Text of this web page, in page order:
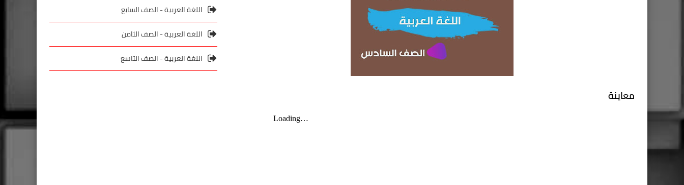
معاينة
اللغة العربية - الصف السابع
اللغة العربية - الصف الثامن
اللغة العربية - الصف التاسع